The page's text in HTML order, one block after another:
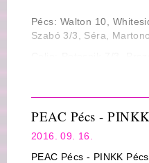
Pécs: Walton 10,
Szabó 3/3, Séra,
PEAC Pécs -
2016. 09. 16.
PEAC Pécs - PINKK